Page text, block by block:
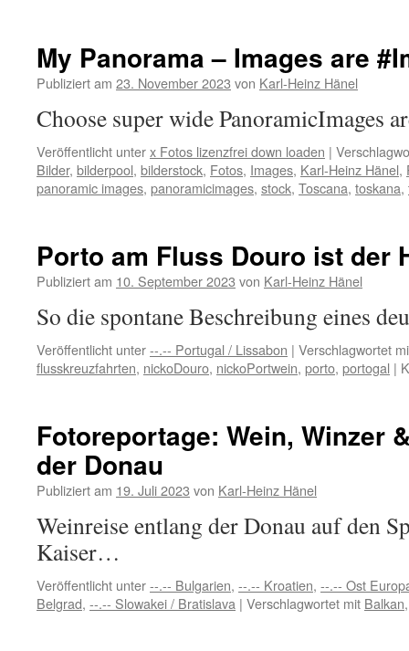
geht
das
aus
My Panorama – Images are
Publiziert am 23. November 2023 von Karl-Heinz Hänel
Choose super wide PanoramicImages
Veröffentlicht unterx Fotos lizenzfrei down loaden |
Bilder, bilderpool, bilderstock, Fotos, Images, Karl-Heinz Hänel,
panoramic images, panoramicimages, stock, Toscana, toskana,
Porto am Fluss Douro ist der
Publiziert am 10. September 2023 von Karl-Heinz Hänel
So die spontane Beschreibung eines
Veröffentlicht unter--.-- Portugal / Lissabon | Verschlagwortet
flusskreuzfahrten, nickoDouro, nickoPortwein, porto, portogal |
Fotoreportage: Wein, Winzer
der Donau
Publiziert am 19. Juli 2023 von Karl-Heinz Hänel
Weinreise entlang der Donau auf den
Kaiser…
Veröffentlicht unter--.-- Bulgarien, --.-- Kroatien, --.-- Ost
Belgrad, --.-- Slowakei / Bratislava | Verschlagwortet mit Balkan